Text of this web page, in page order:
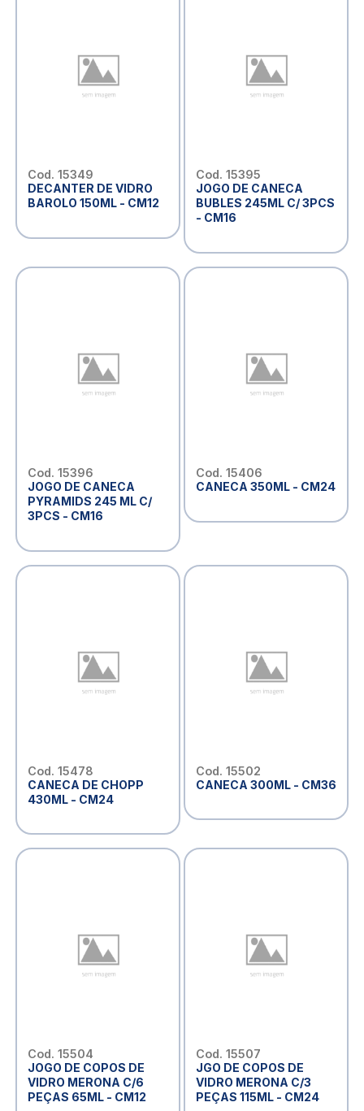
Cod. 15349
DECANTER DE VIDRO
BAROLO 150ML - CM12
Cod. 15395
JOGO DE CANECA
BUBLES 245ML C/ 3PCS
- CM16
Cod. 15396
JOGO DE CANECA
PYRAMIDS 245 ML C/
3PCS - CM16
Cod. 15406
CANECA 350ML - CM24
Cod. 15478
CANECA DE CHOPP
430ML - CM24
Cod. 15502
CANECA 300ML - CM36
Cod. 15504
JOGO DE COPOS DE
VIDRO MERONA C/6
PEÇAS 65ML - CM12
Cod. 15507
JGO DE COPOS DE
VIDRO MERONA C/3
PEÇAS 115ML - CM24